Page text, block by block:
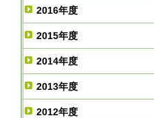
2016年度
2015年度
2014年度
2013年度
2012年度